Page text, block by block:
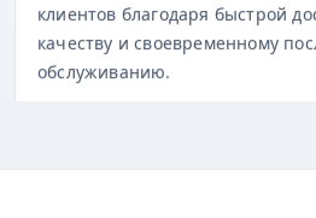
обслуживанию.